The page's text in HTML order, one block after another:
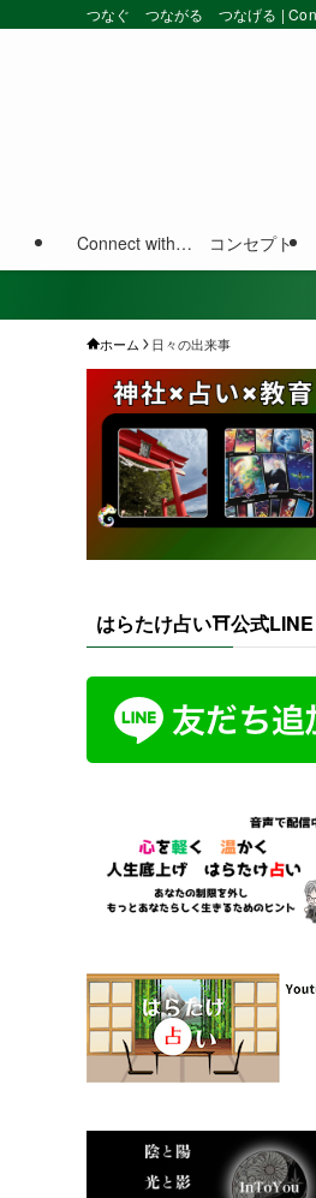
つなぐ つながる つなげる |
Connect with… コンセプト
ホーム 日々の出来事
はらたけ占い⛩️公式LINE